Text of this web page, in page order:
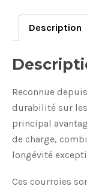
Description
Reconnue
durabilité sur
principal
de charge,
longévité
Ces courroies